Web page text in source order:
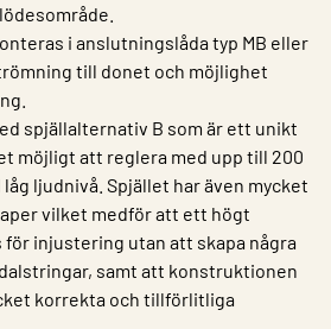
i anslutningslåda typ MB eller
till donet och möjlighet
spjällalternativ B som är ett unikt
möjligt att reglera med upp till 200
ljudnivå. Spjället har även mycket
vilket medför att ett högt
för injustering utan att skapa några
samt att konstruktionen
korrekta och tillförlitliga